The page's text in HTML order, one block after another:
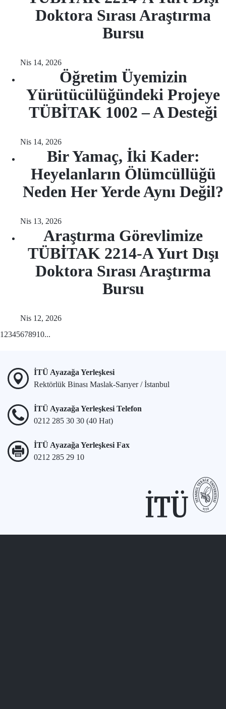
Doktora Sırası Araştırma
Bursu
Nis 14, 2026
Öğretim Üyemizin
Yürütücülüğündeki Projeye
TÜBİTAK 1002 – A Desteği
Nis 14, 2026
Bir Yamaç, İki Kader:
Heyelanların Ölümcüllüğü
Neden Her Yerde Aynı Değil?
Nis 13, 2026
Araştırma Görevlimize
TÜBİTAK 2214-A Yurt Dışı
Doktora Sırası Araştırma
Bursu
Nis 12, 2026
1 2345678910...
İTÜ Ayazağa Yerleşkesi
Rektörlük Binası Maslak-Sarıyer / İstanbul
İTÜ Ayazağa Yerleşkesi Telefon
0212 285 30 30 (40 Hat)
İTÜ Ayazağa Yerleşkesi Fax
0212 285 29 10